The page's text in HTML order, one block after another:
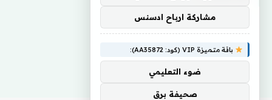
مشاركة ارباح ادسنس
باقة متميزة VIP (كود: AA35872):
ضوء التعليمي
صحيفة برق